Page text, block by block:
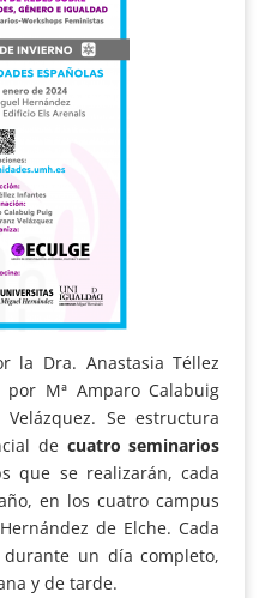
la Dra. Anastasia Téllez
Mª Amparo Calabuig
Se estructura
de cuatro seminarios
que se realizarán, cada
en los cuatro campus
de Elche. Cada
un día completo,
y de tarde.